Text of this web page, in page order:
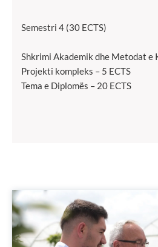
Semestri 4 (30 ECTS)
Shkrimi Akademik dhe Metodat e
Projekti kompleks – 5 ECTS
Tema e Diplomës – 20 ECTS